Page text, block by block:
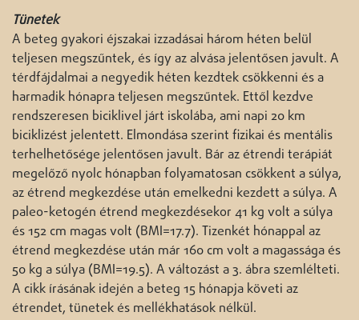
Tünetek
A beteg gyakori éjszakai izzadásai három héten belül
teljesen megszűntek, és így az alvása jelentősen javult. A
térdfájdalmai a negyedik héten kezdtek csökkenni és a
harmadik hónapra teljesen megszűntek. Ettől kezdve
rendszeresen biciklivel járt iskolába, ami napi 20 km
biciklizést jelentett. Elmondása szerint fizikai és mentális
terhelhetősége jelentősen javult. Bár az étrendi terápiát
megelőző nyolc hónapban folyamatosan csökkent a súlya,
az étrend megkezdése után emelkedni kezdett a súlya. A
paleo-ketogén étrend megkezdésekor 41 kg volt a súlya
és 152 cm magas volt (BMI=17.7). Tizenkét hónappal az
étrend megkezdése után már 160 cm volt a magassága és
50 kg a súlya (BMI=19.5). A változást a 3. ábra szemlélteti.
A cikk írásának idején a beteg 15 hónapja követi az
étrendet, tünetek és mellékhatások nélkül.